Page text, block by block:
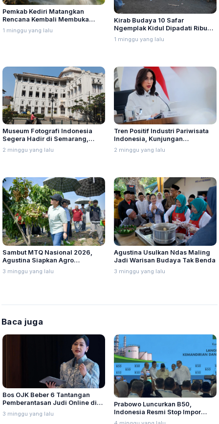
Pemkab Kediri Matangkan
Rencana Kembali Membuka
Wisata Air Panas di Gunung
Kelud
1 minggu yang lalu
Kirab Budaya 10 Safar
Ngemplak Kidul Dipadati Ribuan
Warga, Panitia Soroti Sound
Horeg
1 minggu yang lalu
Museum Fotografi Indonesia
Segera Hadir di Semarang,
Gedung Eks Jiwasraya
Disiapkan Jadi Ruang Sejarah
2 minggu yang lalu
Tren Positif Industri Pariwisata
Indonesia, Kunjungan
Wisatawan Mancanegara
Meningkat 5,83 Persen
2 minggu yang lalu
Sambut MTQ Nasional 2026,
Agustina Siapkan Agro
Eduwisata
3 minggu yang lalu
Agustina Usulkan Ndas Maling
Jadi Warisan Budaya Tak Benda
3 minggu yang lalu
Baca juga
Bos OJK Beber 6 Tantangan
Pemberantasan Judi Online di
Indonesia
3 minggu yang lalu
Prabowo Luncurkan B50,
Indonesia Resmi Stop Impor
Solar